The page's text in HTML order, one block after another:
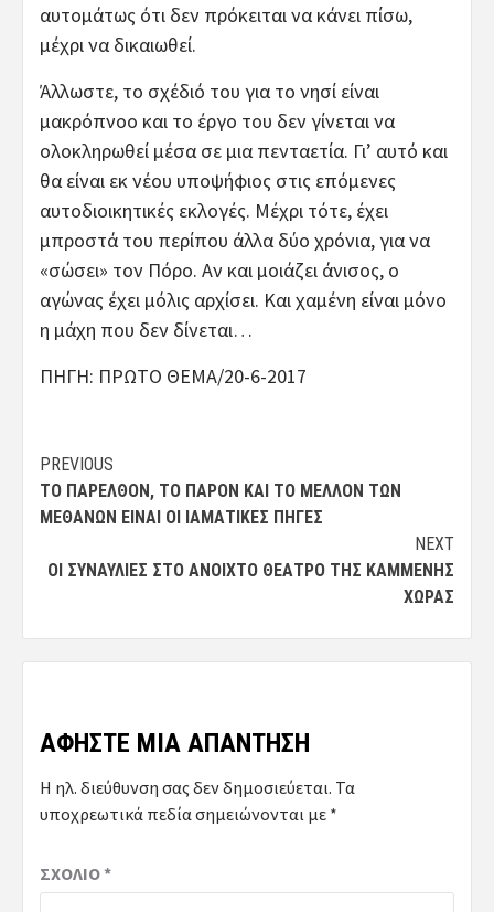
αυτομάτως ότι δεν πρόκειται να κάνει πίσω,
μέχρι να δικαιωθεί.
Άλλωστε, το σχέδιό του για το νησί είναι
μακρόπνοο και το έργο του δεν γίνεται να
ολοκληρωθεί μέσα σε μια πενταετία. Γι’ αυτό και
θα είναι εκ νέου υποψήφιος στις επόμενες
αυτοδιοικητικές εκλογές. Μέχρι τότε, έχει
μπροστά του περίπου άλλα δύο χρόνια, για να
«σώσει» τον Πόρο. Αν και μοιάζει άνισος, ο
αγώνας έχει μόλις αρχίσει. Και χαμένη είναι μόνο
η μάχη που δεν δίνεται…
ΠΗΓΗ: ΠΡΩΤΟ ΘΕΜΑ/20-6-2017
Post
navigation
PREVIOUS
ΤΟ ΠΑΡΕΛΘΌΝ, ΤΟ ΠΑΡΌΝ ΚΑΙ ΤΟ ΜΈΛΛΟΝ ΤΩΝ
ΜΕΘΆΝΩΝ ΕΊΝΑΙ ΟΙ ΙΑΜΑΤΙΚΈΣ ΠΗΓΈΣ
NEXT
ΟΙ ΣΥΝΑΥΛΊΕΣ ΣΤΟ ΑΝΟΙΧΤΌ ΘΈΑΤΡΟ ΤΗΣ ΚΑΜΜΈΝΗΣ
ΧΏΡΑΣ
ΑΦΉΣΤΕ ΜΙΑ ΑΠΆΝΤΗΣΗ
Η ηλ. διεύθυνση σας δεν δημοσιεύεται. Τα
υποχρεωτικά πεδία σημειώνονται με *
ΣΧΌΛΙΟ*